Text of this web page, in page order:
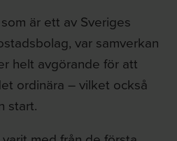
är ett av Sveriges
var samverkan
helt avgörande för att
ordinära – vilket också
start.